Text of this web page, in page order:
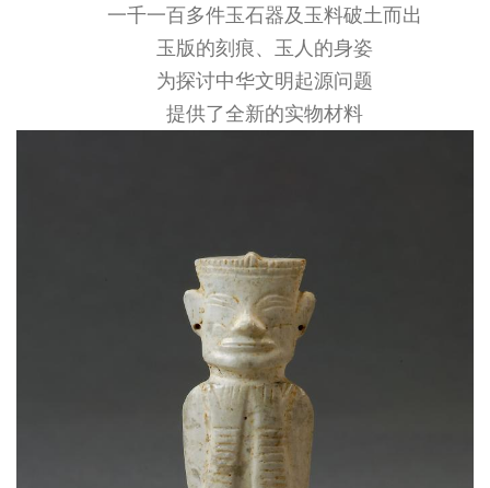
一千一百多件玉石器及玉料破土而出
玉版的刻痕、玉人的身姿
为探讨中华文明起源问题
提供了全新的实物材料